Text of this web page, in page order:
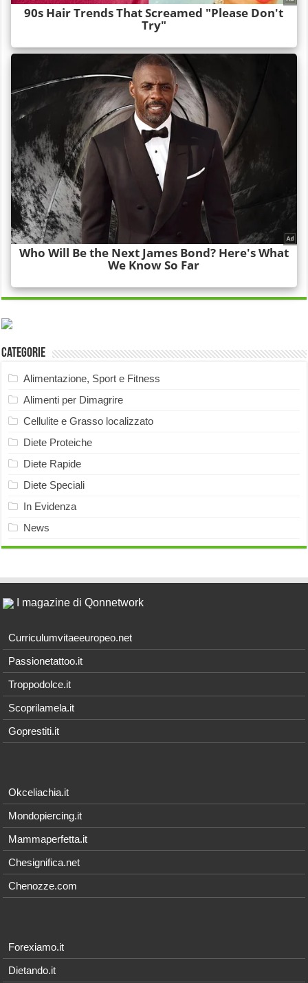
Categorie
Alimentazione, Sport e Fitness
Alimenti per Dimagrire
Cellulite e Grasso localizzato
Diete Proteiche
Diete Rapide
Diete Speciali
In Evidenza
News
I magazine di Qonnetwork
Curriculumvitaeeuropeo.net
Passionetattoo.it
Troppodolce.it
Scoprilamela.it
Goprestiti.it
Okceliachia.it
Mondopiercing.it
Mammaperfetta.it
Chesignifica.net
Chenozze.com
Forexiamo.it
Dietando.it